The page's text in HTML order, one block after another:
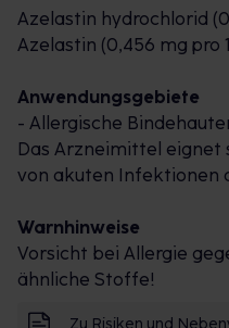
Azelastin hydrochlorid
Azelastin (0,456 mg pro
Anwendungsgebiete
- Allergische
Das Arzneimittel eignet
von akuten Infektionen
Warnhinweise
Vorsicht bei Allergie
ähnliche Stoffe!
Zu Risiken und